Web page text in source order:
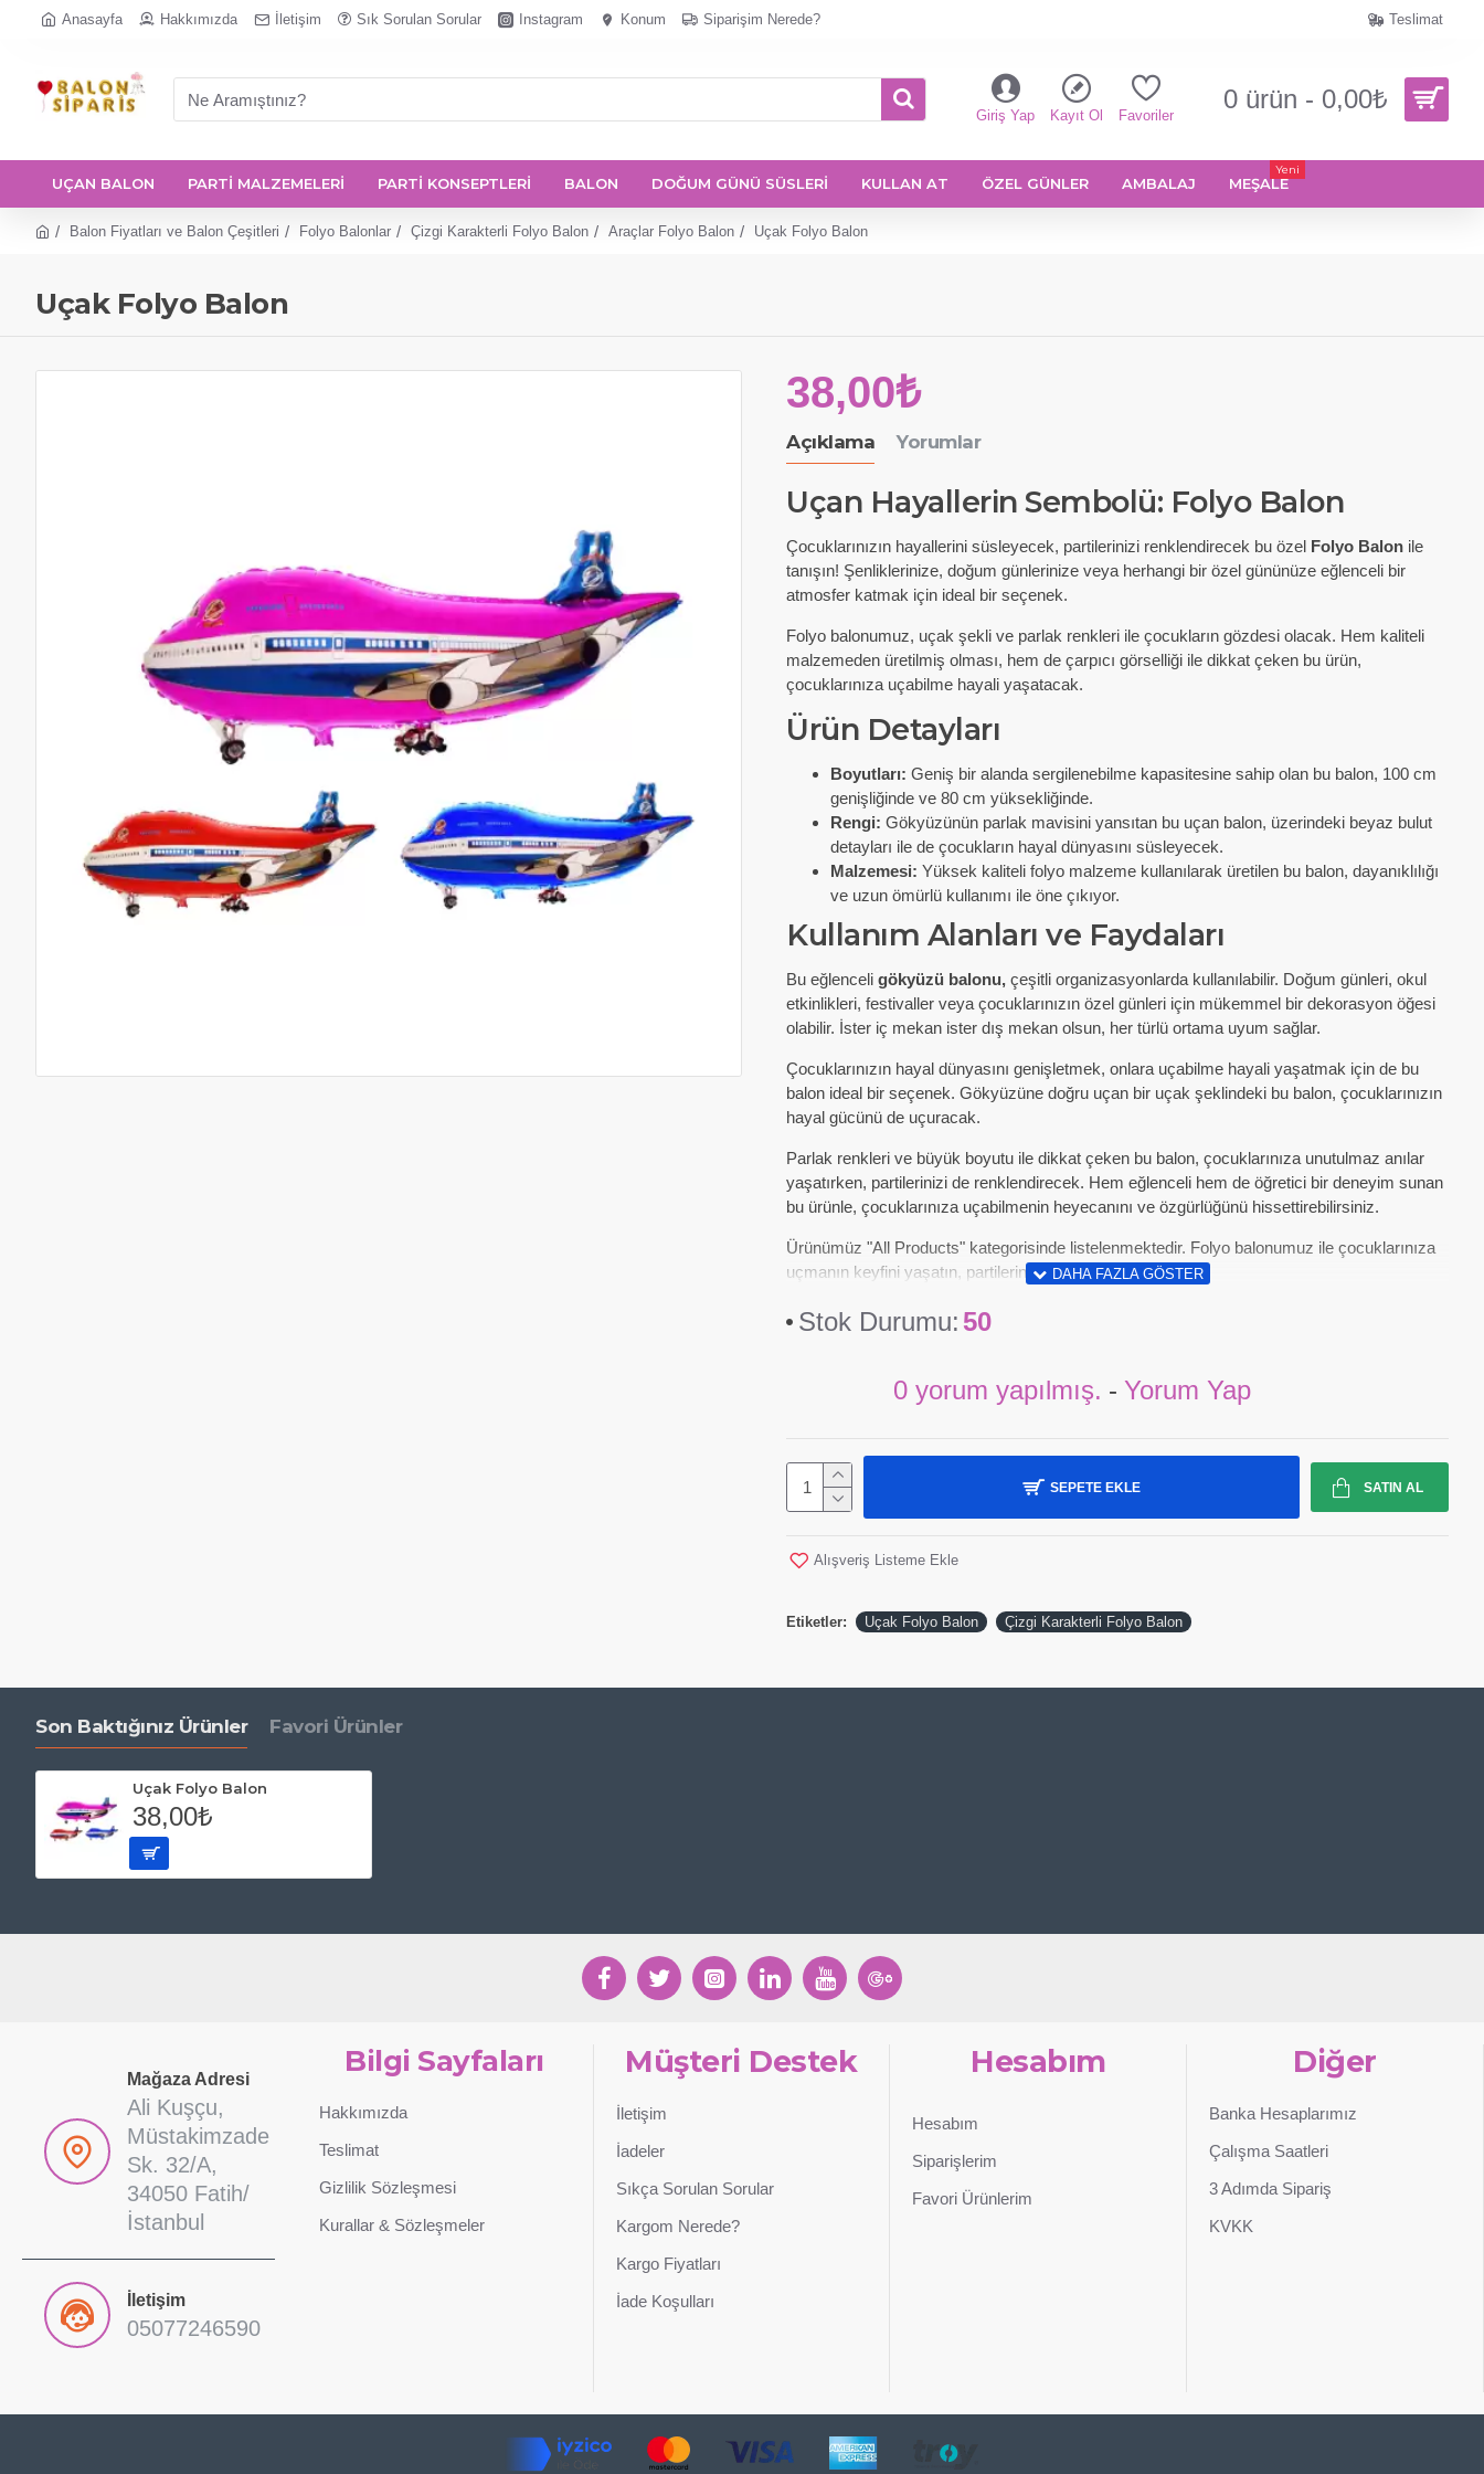
Anasayfa Hakkımızda İletişim Sık Sorulan Sorular Instagram Konum Siparişim Nerede? Teslimat
Giriş Yap Kayıt Ol Favoriler
0 ürün - 0,00₺
UÇAN BALON PARTİ MALZEMELERİ PARTİ KONSEPTLERİ BALON DOĞUM GÜNÜ SÜSLERİ KULLAN AT ÖZEL GÜNLER AMBALAJ MEŞALE
Yeni
Balon Fiyatları ve Balon Çeşitleri Folyo Balonlar Çizgi Karakterli Folyo Balon Araçlar Folyo Balon Uçak Folyo Balon
Uçak Folyo Balon
Açıklama Yorumlar
Uçan Hayallerin Sembolü: Folyo Balon
Çocuklarınızın hayallerini süsleyecek, partilerinizi renklendirecek bu özel Folyo Balon ile
tanışın! Şenliklerinize, doğum günlerinize veya herhangi bir özel gününüze eğlenceli bir
atmosfer katmak için ideal bir seçenek.
Folyo balonumuz, uçak şekli ve parlak renkleri ile çocukların gözdesi olacak. Hem kaliteli
malzemeden üretilmiş olması, hem de çarpıcı görselliği ile dikkat çeken bu ürün,
çocuklarınıza uçabilme hayali yaşatacak.
Ürün Detayları
Boyutları: Geniş bir alanda sergilenebilme kapasitesine sahip olan bu balon, 100 cm
genişliğinde ve 80 cm yüksekliğinde.
Rengi: Gökyüzünün parlak mavisini yansıtan bu uçan balon, üzerindeki beyaz bulut
detayları ile de çocukların hayal dünyasını süsleyecek.
Malzemesi: Yüksek kaliteli folyo malzeme kullanılarak üretilen bu balon, dayanıklılığı
ve uzun ömürlü kullanımı ile öne çıkıyor.
Kullanım Alanları ve Faydaları
Bu eğlenceli gökyüzü balonu, çeşitli organizasyonlarda kullanılabilir. Doğum günleri, okul
etkinlikleri, festivaller veya çocuklarınızın özel günleri için mükemmel bir dekorasyon öğesi
olabilir. İster iç mekan ister dış mekan olsun, her türlü ortama uyum sağlar.
Çocuklarınızın hayal dünyasını genişletmek, onlara uçabilme hayali yaşatmak için de bu
balon ideal bir seçenek. Gökyüzüne doğru uçan bir uçak şeklindeki bu balon, çocuklarınızın
hayal gücünü de uçuracak.
Parlak renkleri ve büyük boyutu ile dikkat çeken bu balon, çocuklarınıza unutulmaz anılar
yaşatırken, partilerinizi de renklendirecek. Hem eğlenceli hem de öğretici bir deneyim sunan
bu ürünle, çocuklarınıza uçabilmenin heyecanını ve özgürlüğünü hissettirebilirsiniz.
Ürünümüz "All Products" kategorisinde listelenmektedir. Folyo balonumuz ile çocuklarınıza
uçmanın keyfini yaşatın, partilerinizi renklendirin!
Stok Durumu: 50
0 yorum yapılmış. - Yorum Yap
38,00₺
SEPETE EKLE SATIN AL
Alışveriş Listeme Ekle
Etiketler: Uçak Folyo Balon Çizgi Karakterli Folyo Balon
Son Baktığınız Ürünler Favori Ürünler
Uçak Folyo Balon
38,00₺
Mağaza Adresi
Ali Kuşçu,
Müstakimzade
Sk. 32/A,
34050 Fatih/
İstanbul
İletişim
05077246590
Bilgi Sayfaları
Hakkımızda
Teslimat
Gizlilik Sözleşmesi
Kurallar & Sözleşmeler
Müşteri Destek
İletişim
İadeler
Sıkça Sorulan Sorular
Kargom Nerede?
Kargo Fiyatları
İade Koşulları
Hesabım
Hesabım
Siparişlerim
Favori Ürünlerim
Diğer
Banka Hesaplarımız
Çalışma Saatleri
3 Adımda Sipariş
KVKK